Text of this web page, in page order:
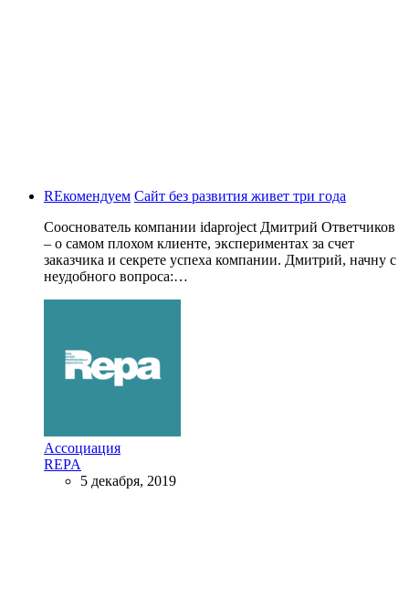
REкомендуем Сайт без развития живет три года
Сооснователь компании idaproject Дмитрий Ответчиков
– о самом плохом клиенте, экспериментах за счет
заказчика и секрете успеха компании. Дмитрий, начну с
неудобного вопроса:…
Ассоциация
REPA
5 декабря, 2019